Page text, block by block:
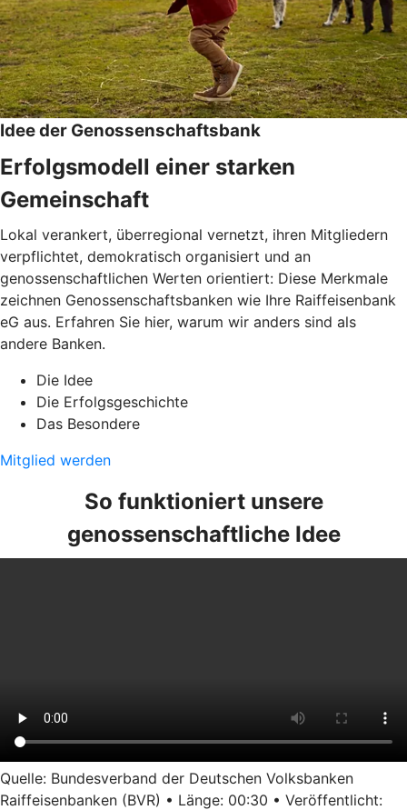
Idee der Genossenschaftsbank
Erfolgsmodell einer starken
Gemeinschaft
Lokal verankert, überregional vernetzt, ihren Mitgliedern
verpflichtet, demokratisch organisiert und an
genossenschaftlichen Werten orientiert: Diese Merkmale
zeichnen Genossenschaftsbanken wie Ihre Raiffeisenbank
eG aus. Erfahren Sie hier, warum wir anders sind als
andere Banken.
Die Idee
Die Erfolgsgeschichte
Das Besondere
Mitglied werden
So funktioniert unsere
genossenschaftliche Idee
Quelle: Bundesverband der Deutschen Volksbanken
Raiffeisenbanken (BVR) • Länge: 00:30 • Veröffentlicht: